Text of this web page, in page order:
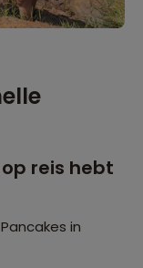
reis hebt
in